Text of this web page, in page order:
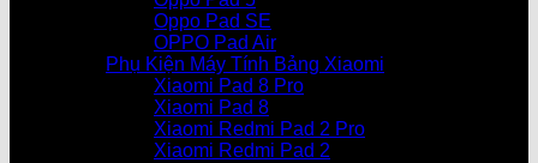
Oppo Pad SE
OPPO Pad Air
Phụ Kiện Máy Tính Bảng Xiaomi
Xiaomi Pad 8 Pro
Xiaomi Pad 8
Xiaomi Redmi Pad 2 Pro
Xiaomi Redmi Pad 2